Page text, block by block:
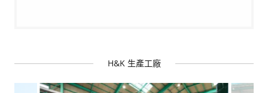
H&K 生產工廠